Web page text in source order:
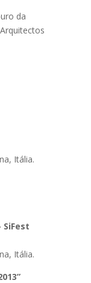
da
Itália.
Itália.